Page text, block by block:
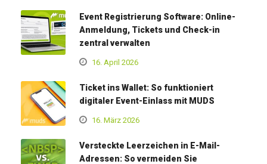
Event Registrierung Software: Online-
Anmeldung, Tickets und Check-in
zentral verwalten
16. April 2026
Ticket ins Wallet: So funktioniert
digitaler Event-Einlass mit MUDS
16. März 2026
Versteckte Leerzeichen in E-Mail-
Adressen: So vermeiden Sie